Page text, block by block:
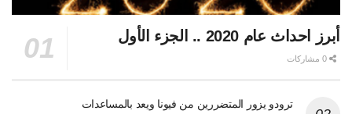
أبرز احداث عام 2020 .. الجزء الأول
ترودو يزور المتضررين من فيونا ويعد بالمساعدات